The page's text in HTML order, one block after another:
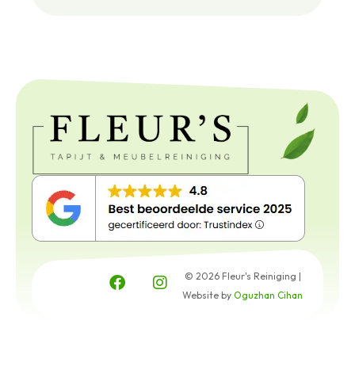
© 2026 Fleur's Reiniging |
Website by Oguzhan Cihan